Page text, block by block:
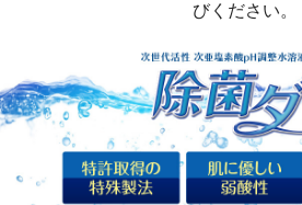
びください。